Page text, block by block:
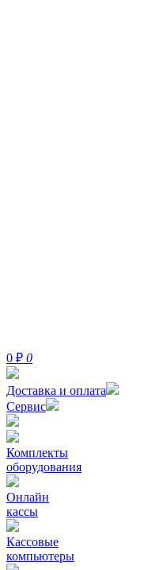
0 ₽ 0
Доставка и оплата
Сервис
Комплекты
оборудования
Онлайн
кассы
Кассовые
компьютеры